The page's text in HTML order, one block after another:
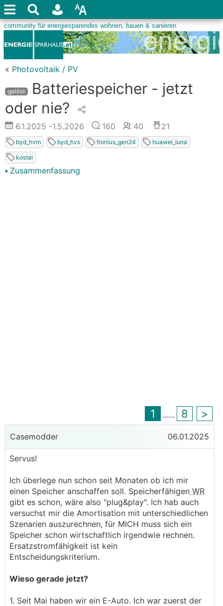
« Photovoltaik / PV
·gelöst·
Batteriespeicher - jetzt
oder nie?
6.1.2025 -1.5.2026 160 40 21
byd_hvm byd_hvs fronius_gen24 huawei_luna
kostal
Zusammenfassung
1 ...... 8 >
Casemodder 06.01.2025
Servus!
Ich überlege nun schon seit Monaten ob ich mir
einen Speicher anschaffen soll. Speicherfähigen WR
gibt es schon, wäre also "plug&play". Ich hab auch
versuchst mir die Amortisation mit unterschiedlichen
Szenarien auszurechnen, für MICH muss sich ein
Speicher schon wirtschaftlich irgendwie rechnen.
Ersatzstromfähigkeit ist kein
Entscheidungskriterium.
Wieso gerade jetzt?
1. Seit Mai haben wir ein E-Auto. Ich war zuerst der